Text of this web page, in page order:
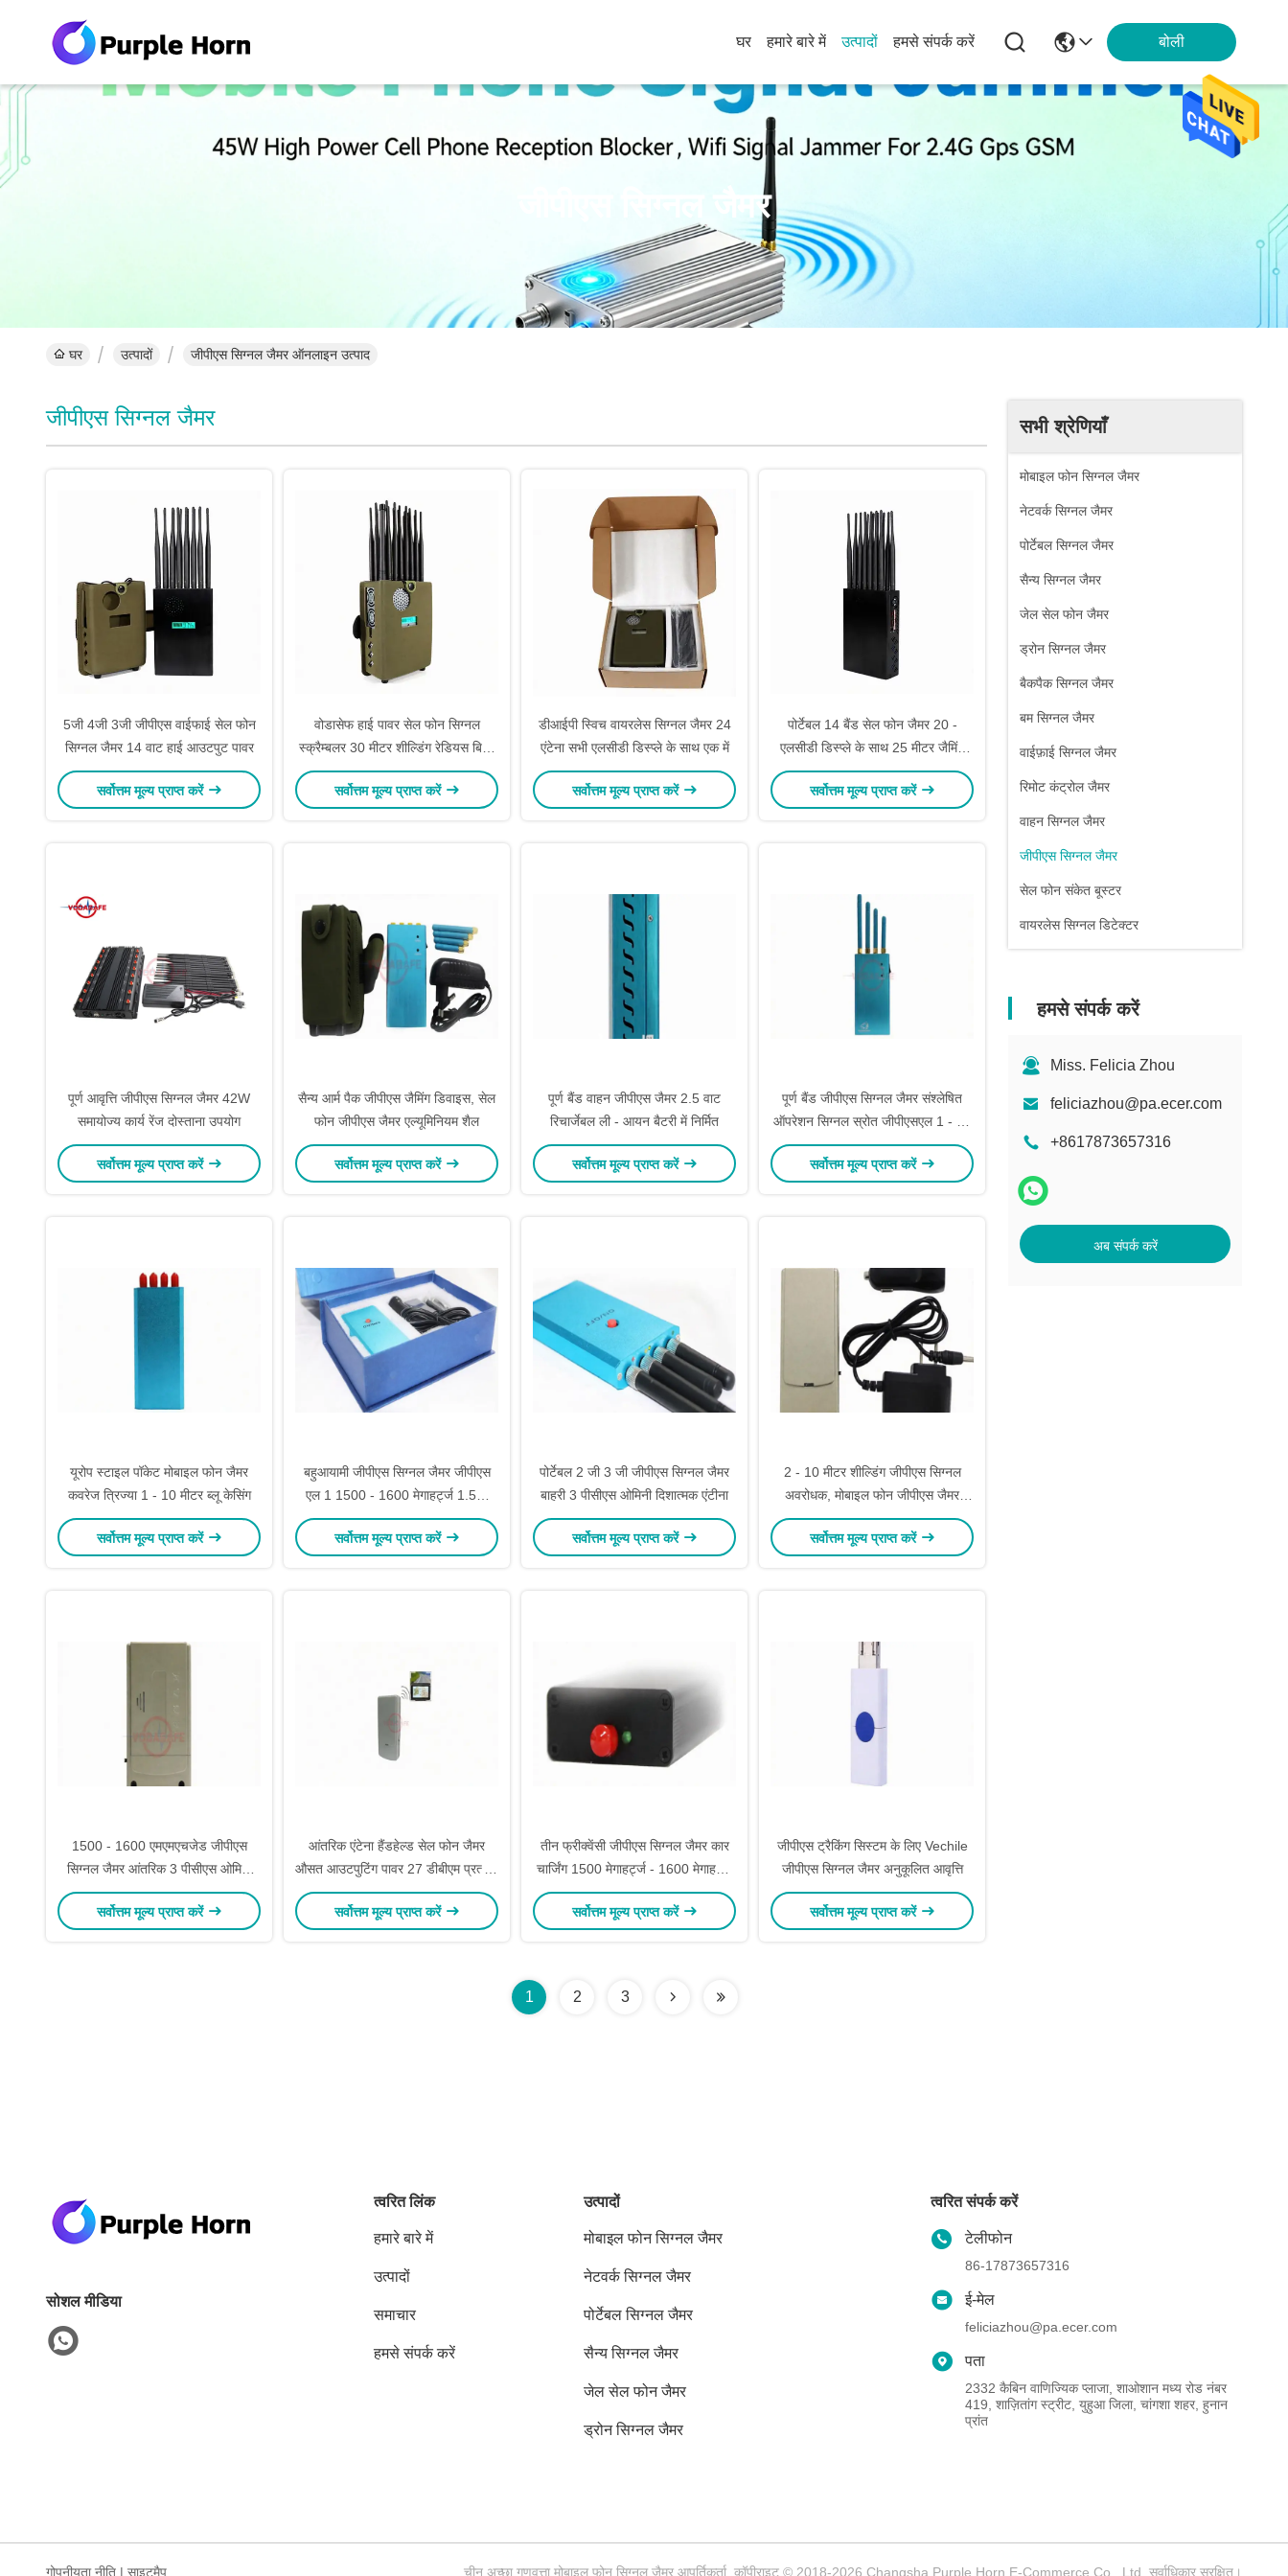
घर हमारे बारे में उत्पादों हमसे संपर्क करें बोली
जीपीएस सिग्नल जैमर
घर उत्पादों जीपीएस सिग्नल जैमर ऑनलाइन उत्पाद
सभी श्रेणियाँ
मोबाइल फोन सिग्नल जैमर
नेटवर्क सिग्नल जैमर
पोर्टेबल सिग्नल जैमर
सैन्य सिग्नल जैमर
जेल सेल फोन जैमर
ड्रोन सिग्नल जैमर
बैकपैक सिग्नल जैमर
बम सिग्नल जैमर
वाईफ़ाई सिग्नल जैमर
रिमोट कंट्रोल जैमर
वाहन सिग्नल जैमर
जीपीएस सिग्नल जैमर
सेल फोन संकेत बूस्टर
वायरलेस सिग्नल डिटेक्टर
हमसे संपर्क करें
Miss. Felicia Zhou
feliciazhou@pa.ecer.com
+8617873657316
अब संपर्क करें
जीपीएस सिग्नल जैमर
5जी 4जी 3जी जीपीएस वाईफाई सेल फोन
सिग्नल जैमर 14 वाट हाई आउटपुट पावर
सर्वोत्तम मूल्य प्राप्त करें
वोडासेफ हाई पावर सेल फोन सिग्नल
स्क्रैम्बलर 30 मीटर शील्डिंग रेडियस बिल्ट
इन 24 एंटेना
सर्वोत्तम मूल्य प्राप्त करें
डीआईपी स्विच वायरलेस सिग्नल जैमर 24
एंटेना सभी एलसीडी डिस्प्ले के साथ एक में
सर्वोत्तम मूल्य प्राप्त करें
पोर्टेबल 14 बैंड सेल फोन जैमर 20 -
एलसीडी डिस्प्ले के साथ 25 मीटर जैमिंग
रेंज:
सर्वोत्तम मूल्य प्राप्त करें
पूर्ण आवृत्ति जीपीएस सिग्नल जैमर 42W
समायोज्य कार्य रेंज दोस्ताना उपयोग
सर्वोत्तम मूल्य प्राप्त करें
सैन्य आर्म पैक जीपीएस जैमिंग डिवाइस, सेल
फोन जीपीएस जैमर एल्यूमिनियम शैल
सर्वोत्तम मूल्य प्राप्त करें
पूर्ण बैंड वाहन जीपीएस जैमर 2.5 वाट
रिचार्जेबल ली - आयन बैटरी में निर्मित
सर्वोत्तम मूल्य प्राप्त करें
पूर्ण बैंड जीपीएस सिग्नल जैमर संश्लेषित
ऑपरेशन सिग्नल स्रोत जीपीएसएल 1 - एल
5
सर्वोत्तम मूल्य प्राप्त करें
यूरोप स्टाइल पॉकेट मोबाइल फोन जैमर
कवरेज त्रिज्या 1 - 10 मीटर ब्लू केसिंग
सर्वोत्तम मूल्य प्राप्त करें
बहुआयामी जीपीएस सिग्नल जैमर जीपीएस
एल 1 1500 - 1600 मेगाहर्ट्ज 1.5W
कुल आउटपुट
सर्वोत्तम मूल्य प्राप्त करें
पोर्टेबल 2 जी 3 जी जीपीएस सिग्नल जैमर
बाहरी 3 पीसीएस ओमिनी दिशात्मक एंटीना
सर्वोत्तम मूल्य प्राप्त करें
2 - 10 मीटर शील्डिंग जीपीएस सिग्नल
अवरोधक, मोबाइल फोन जीपीएस जैमर
1200 एमएएच बैटरी क्षमता
सर्वोत्तम मूल्य प्राप्त करें
1500 - 1600 एमएमएचजेड जीपीएस
सिग्नल जैमर आंतरिक 3 पीसीएस ओमिनी
दिशात्मक एंटीना
सर्वोत्तम मूल्य प्राप्त करें
आंतरिक एंटेना हैंडहेल्ड सेल फोन जैमर
औसत आउटपुटिंग पावर 27 डीबीएम प्रत्येक
बैंड
सर्वोत्तम मूल्य प्राप्त करें
तीन फ्रीक्वेंसी जीपीएस सिग्नल जैमर कार
चार्जिंग 1500 मेगाहर्ट्ज - 1600 मेगाहट्र्ज
ट्रांसमिशन
सर्वोत्तम मूल्य प्राप्त करें
जीपीएस ट्रैकिंग सिस्टम के लिए Vechile
जीपीएस सिग्नल जैमर अनुकूलित आवृत्ति
सर्वोत्तम मूल्य प्राप्त करें
1 2 3
सोशल मीडिया
त्वरित लिंक
हमारे बारे में
उत्पादों
समाचार
हमसे संपर्क करें
उत्पादों
मोबाइल फोन सिग्नल जैमर
नेटवर्क सिग्नल जैमर
पोर्टेबल सिग्नल जैमर
सैन्य सिग्नल जैमर
जेल सेल फोन जैमर
ड्रोन सिग्नल जैमर
त्वरित संपर्क करें
टेलीफोन
86-17873657316
ई-मेल
feliciazhou@pa.ecer.com
पता
2332 कैबिन वाणिज्यिक प्लाजा, शाओशान मध्य रोड नंबर
419, शाज़ितांग स्ट्रीट, युहुआ जिला, चांगशा शहर, हुनान
प्रांत
गोपनीयता नीति | साइटमैप चीन अच्छा गुणवत्ता मोबाइल फोन सिग्नल जैमर आपूर्तिकर्ता. कॉपीराइट © 2018-2026 Changsha Purple Horn E-Commerce Co., Ltd. सर्वाधिकार सुरक्षित।